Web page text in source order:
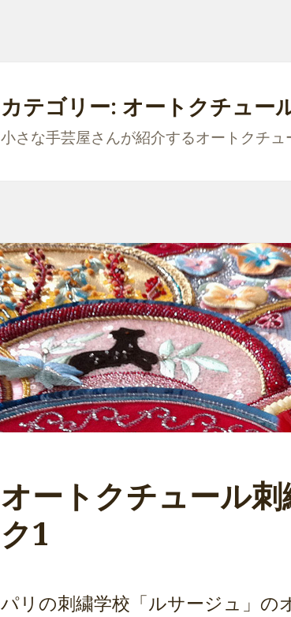
カテゴリー: オートクチュー
小さな手芸屋さんが紹介するオートクチ
オートクチュール
ク1
パリの刺繍学校「ルサージュ」の